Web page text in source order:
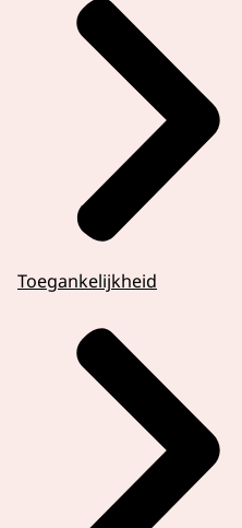
Toegankelijkheid